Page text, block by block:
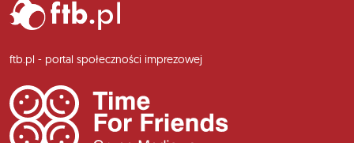
ftb.pl - portal społeczności imprezowej